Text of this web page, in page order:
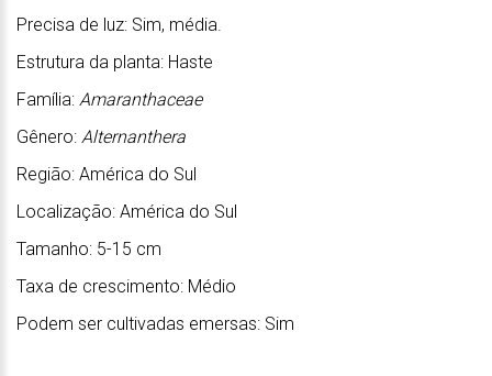
Precisa de luz: Sim, média.
Estrutura da planta: Haste
Família: Amaranthaceae
Gênero: Alternanthera
Região: América do Sul
Localização: América do Sul
Tamanho: 5-15 cm
Taxa de crescimento: Médio
Podem ser cultivadas emersas: Sim